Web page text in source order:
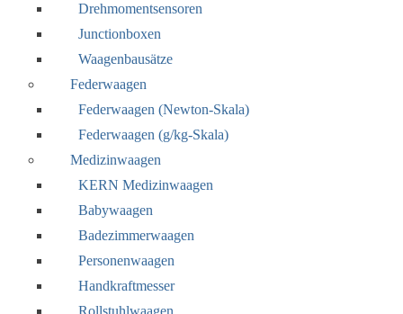
Drehmomentsensoren
Junctionboxen
Waagenbausätze
Federwaagen
Federwaagen (Newton-Skala)
Federwaagen (g/kg-Skala)
Medizinwaagen
KERN Medizinwaagen
Babywaagen
Badezimmerwaagen
Personenwaagen
Handkraftmesser
Rollstuhlwaagen